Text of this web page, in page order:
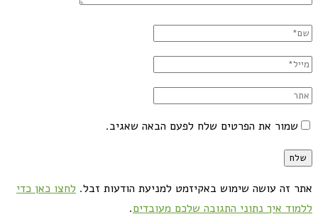
שמור את הפרטים שלח לפעם הבאה שאגיב.
אתר זה עושה שימוש באקיזמט למניעת הודעות זבל. לחצו כאן כדי
ללמוד איך נתוני התגובה שלכם מעובדים.